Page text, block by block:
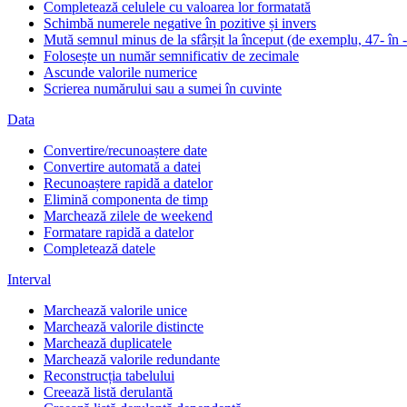
Completează celulele cu valoarea lor formatată
Schimbă numerele negative în pozitive și invers
Mută semnul minus de la sfârșit la început (de exemplu, 47- în
Folosește un număr semnificativ de zecimale
Ascunde valorile numerice
Scrierea numărului sau a sumei în cuvinte
Data
Convertire/recunoaștere date
Convertire automată a datei
Recunoaștere rapidă a datelor
Elimină componenta de timp
Marchează zilele de weekend
Formatare rapidă a datelor
Completează datele
Interval
Marchează valorile unice
Marchează valorile distincte
Marchează duplicatele
Marchează valorile redundante
Reconstrucția tabelului
Creează listă derulantă